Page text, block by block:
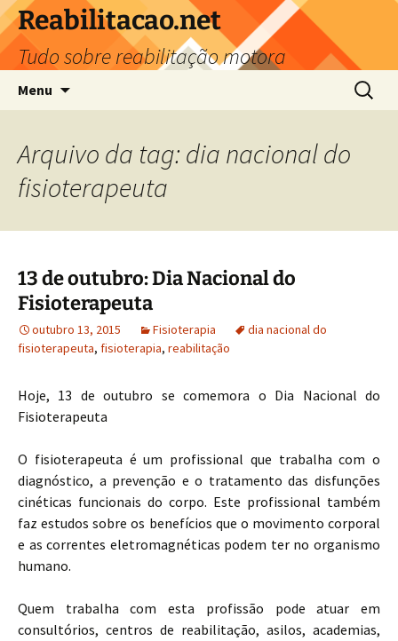
Reabilitacao.net
Tudo sobre reabilitação motora
Menu
conteúdo
por:
Arquivo da tag: dia nacional do
fisioterapeuta
13 de outubro: Dia Nacional do
Fisioterapeuta
outubro 13, 2015 Fisioterapia
dia nacional do
fisioterapeuta, fisioterapia, reabilitação
Hoje, 13 de outubro se comemora o Dia Nacional do
Fisioterapeuta
O fisioterapeuta é um profissional que trabalha com o
diagnóstico, a prevenção e o tratamento das disfunções
cinéticas funcionais do corpo. Este profissional também
faz estudos sobre os benefícios que o movimento corporal
e as correntes eletromagnéticas podem ter no organismo
humano.
Quem trabalha com esta profissão pode atuar em
consultórios, centros de reabilitação, asilos, academias,